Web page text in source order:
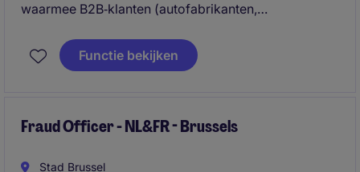
waarmee B2B‑klanten (autofabrikanten,
verzekeringsmaatschappijen) en B2C‑klanten in
België en in het buitenland worden geconfronteerd
Functie bekijken
Fraud Officer - NL&FR - Brussels
Stad Brussel